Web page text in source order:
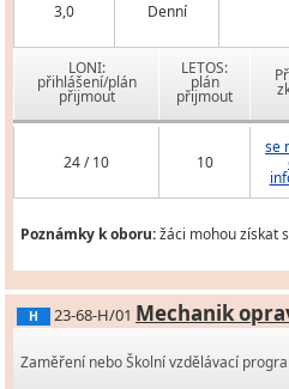
3,0 Denní
LONI:
přihlášení/plán
přijmout
LETOS:
plán
přijmout
24 / 10 10
se
Poznámky k oboru:žáci mohou získat
H 23-68-H/01 Mechanik
Zaměření nebo Školní vzdělávací